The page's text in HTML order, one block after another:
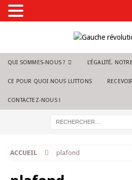
QUI SOMMES-NOUS ? L’ÉGALITÉ,
CE POUR QUOI NOUS LUTTONS
CONTACTEZ-NOUS !
ACCUEIL plafond